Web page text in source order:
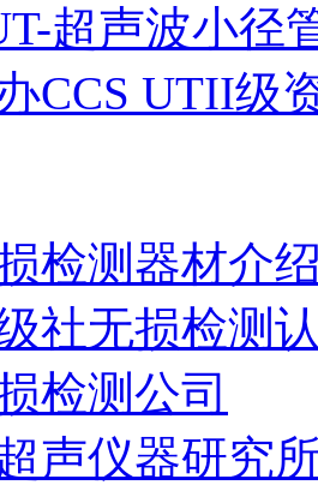
超声波小径
CCS UTII级
检测器材介
社无损检测
检测公司
声仪器研究